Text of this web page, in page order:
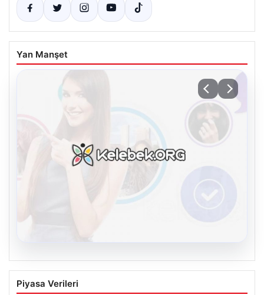
Yan Manşet
Kelebek.Org İle Dijital İletişimin Güvenli
Adresi Ve Chat Deneyimi
Piyasa Verileri